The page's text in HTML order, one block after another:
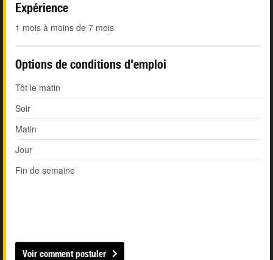
Expérience
1 mois à moins de 7 mois
Options de conditions d'emploi
Tôt le matin
Soir
Matin
Jour
Fin de semaine
Voir comment postuler